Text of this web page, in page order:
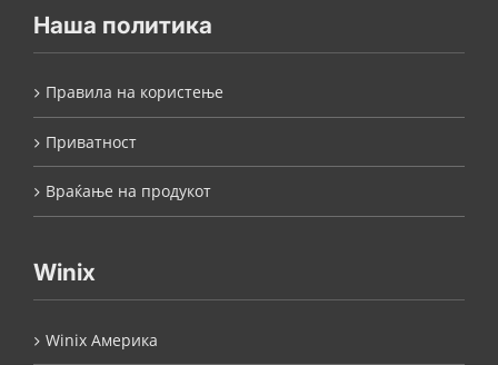
Наша политика
Правила на користење
Приватност
Враќање на продукот
Winix
Winix Америка